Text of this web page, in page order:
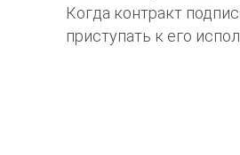
Когда контракт
приступать к его